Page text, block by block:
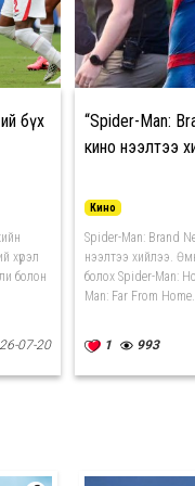
бүх
хүрэл
болон
07-20
“Spider-Man:
кино нээлтээ
Кино
Spider-Man: Brand
нээлтээ хийлээ.
болох Spider-Man:
Man: Far From
1 993